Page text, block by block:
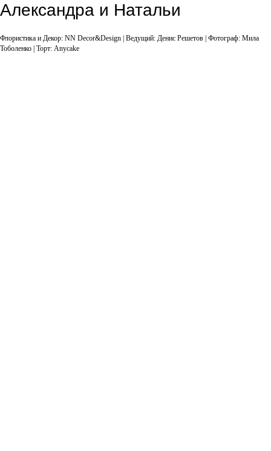
Александра и Натальи
Флористика и Декор: NN Decor&Design | Ведущий: Денис Решетов Фотограф: Мила
Тоболенко | Торт: Anycake